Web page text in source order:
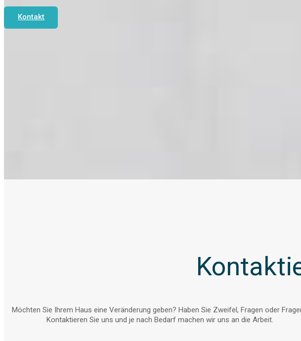
Kontakt
Möchten Sie Ihrem Haus eine Veränderung geben? Haben Sie Zweifel, Fragen oder
Kontaktieren Sie uns und je nach Bedarf machen wir uns an die Arbeit.